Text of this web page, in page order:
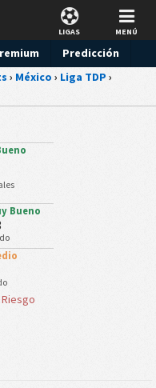
LIGAS MENÚ
Predicción
› México › Liga TDP ›
Bueno